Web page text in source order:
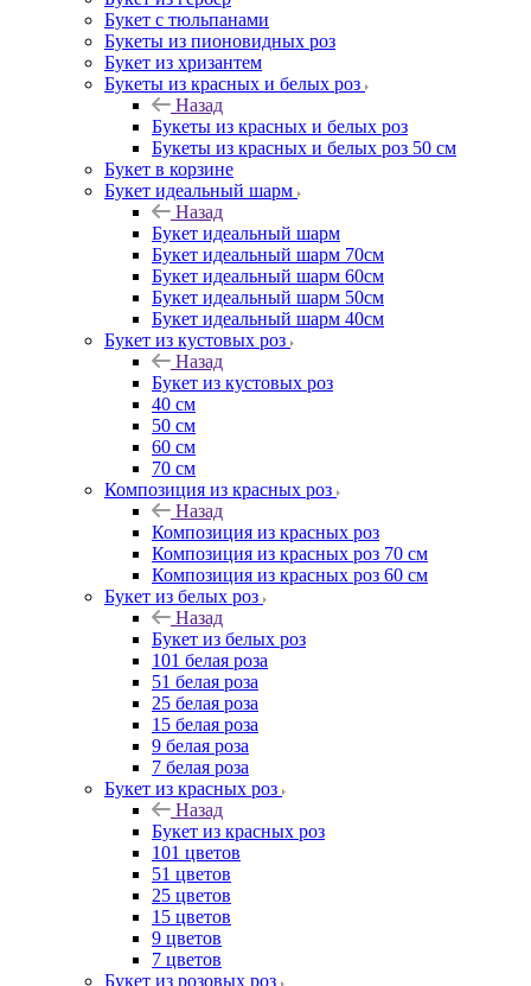
Букет с тюльпанами
Букеты из пионовидных роз
Букет из хризантем
Букеты из красных и белых роз
Назад
Букеты из красных и белых роз
Букеты из красных и белых роз 50 см
Букет в корзине
Букет идеальный шарм
Назад
Букет идеальный шарм
Букет идеальный шарм 70см
Букет идеальный шарм 60см
Букет идеальный шарм 50см
Букет идеальный шарм 40см
Букет из кустовых роз
Назад
Букет из кустовых роз
40 см
50 см
60 см
70 см
Композиция из красных роз
Назад
Композиция из красных роз
Композиция из красных роз 70 см
Композиция из красных роз 60 см
Букет из белых роз
Назад
Букет из белых роз
101 белая роза
51 белая роза
25 белая роза
15 белая роза
9 белая роза
7 белая роза
Букет из красных роз
Назад
Букет из красных роз
101 цветов
51 цветов
25 цветов
15 цветов
9 цветов
7 цветов
Букет из розовых роз